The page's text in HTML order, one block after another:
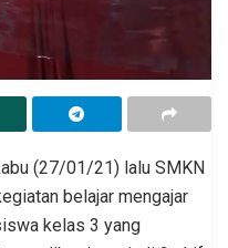
(27/01/21) lalu SMKN
belajar mengajar
kelas 3 yang